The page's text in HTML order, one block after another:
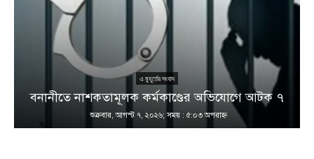
এ মুহূর্তের সংবাদ
বনানীতে নাশকতামূলক কর্মকাণ্ডের অভিযোগে আটক ৭
শুক্রবার, আগস্ট ৭, ২০২৬; সময় : ৫:০৩ অপরাহ্ণ